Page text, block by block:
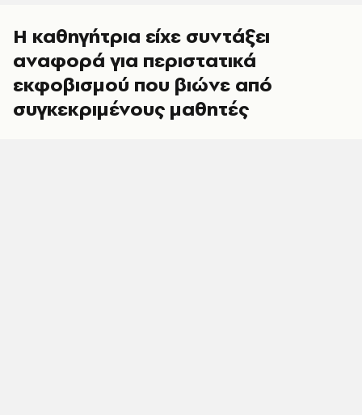
Η καθηγήτρια είχε συντάξει
αναφορά για περιστατικά
εκφοβισμού που βιώνε από
συγκεκριμένους μαθητές